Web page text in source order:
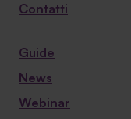
Contatti
Guide
News
Webinar